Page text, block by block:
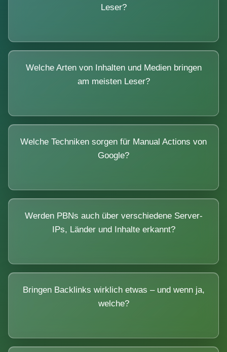
Leser?
Welche Arten von Inhalten und Medien bringen
am meisten Leser?
Welche Techniken sorgen für Manual Actions von
Google?
Werden PBNs auch über verschiedene Server-
IPs, Länder und Inhalte erkannt?
Bringen Backlinks wirklich etwas – und wenn ja,
welche?